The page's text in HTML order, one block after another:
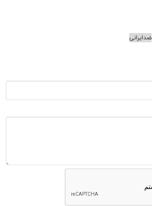
ضدایرانی